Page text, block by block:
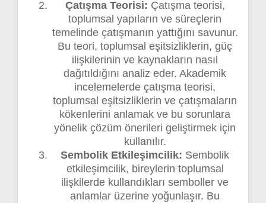
Çatışma Teorisi: Çatışma teorisi,
toplumsal yapıların ve süreçlerin
temelinde çatışmanın yattığını savunur.
Bu teori, toplumsal eşitsizliklerin, güç
ilişkilerinin ve kaynakların nasıl
dağıtıldığını analiz eder. Akademik
incelemelerde çatışma teorisi,
toplumsal eşitsizliklerin ve çatışmaların
kökenlerini anlamak ve bu sorunlara
yönelik çözüm önerileri geliştirmek için
kullanılır.
Sembolik Etkileşimcilik: Sembolik
etkileşimcilik, bireylerin toplumsal
ilişkilerde kullandıkları semboller ve
anlamlar üzerine yoğunlaşır. Bu